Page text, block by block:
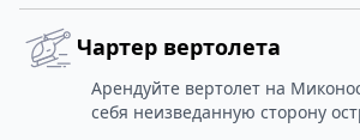
Чартер вертолета
Арендуйте вертолет на
себя неизведанную сторону